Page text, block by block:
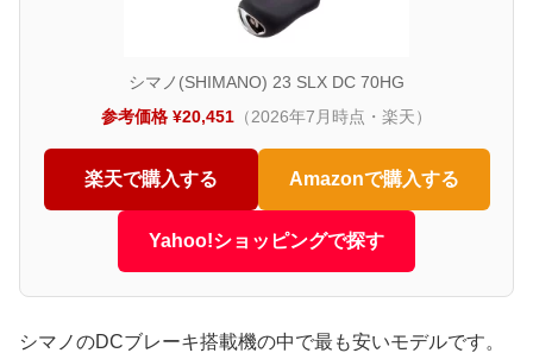
シマノ(SHIMANO) 23 SLX DC 70HG
参考価格 ¥20,451 （2026年7月時点・楽天）
楽天で購入する Amazonで購入する
Yahoo!ショッピングで探す
シマノのDCブレーキ搭載機の中で最も安いモデルです。